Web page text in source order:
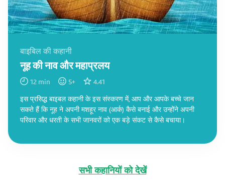
बाइबिल की कहानी
नूह की नाव और महाप्रलय
12 min 5+ 4.41
इस प्रसिद्ध बाइबल कहानी के इस संस्करण में, आप और आपके बच्चे जान
सकते हैं कि नूह ने अपनी मशहूर नाव (आर्क) कैसे बनाई और उन्होंने अपनी
परिवार और धरती के सभी जानवरों को एक बड़े संकट से कैसे बचाया।
सभी कहानियों को देखें